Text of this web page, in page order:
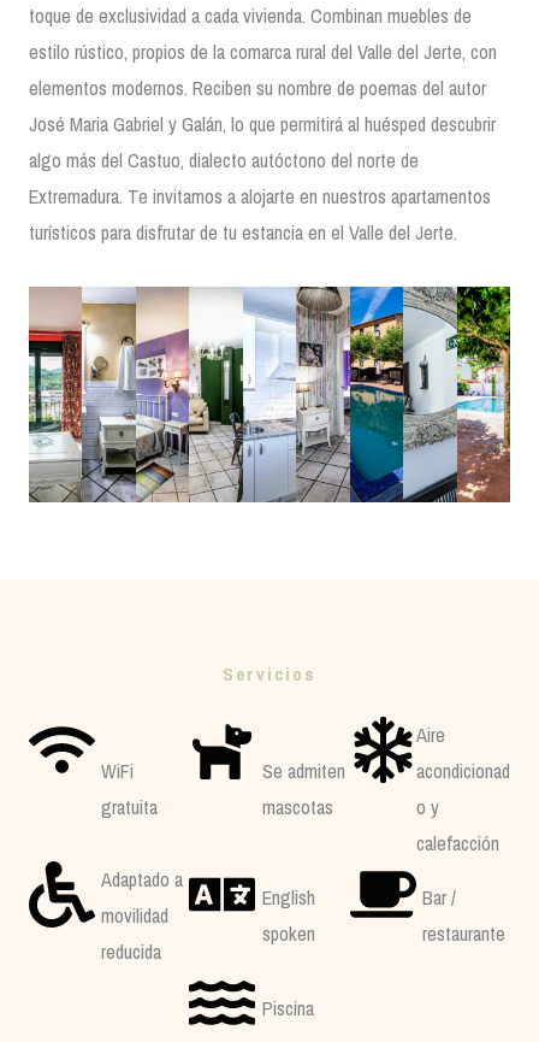
toque de exclusividad a cada vivienda. Combinan muebles de
estilo rústico, propios de la comarca rural del Valle del Jerte, con
elementos modernos. Reciben su nombre de poemas del autor
José Maria Gabriel y Galán, lo que permitirá al huésped descubrir
algo más del Castuo, dialecto autóctono del norte de
Extremadura. Te invitamos a alojarte en nuestros apartamentos
turísticos para disfrutar de tu estancia en el Valle del Jerte.
Servicios
WiFi
gratuita
Se admiten
mascotas
Aire
acondicionad
o y
calefacción
Adaptado a
movilidad
reducida
English
spoken
Bar /
restaurante
Piscina